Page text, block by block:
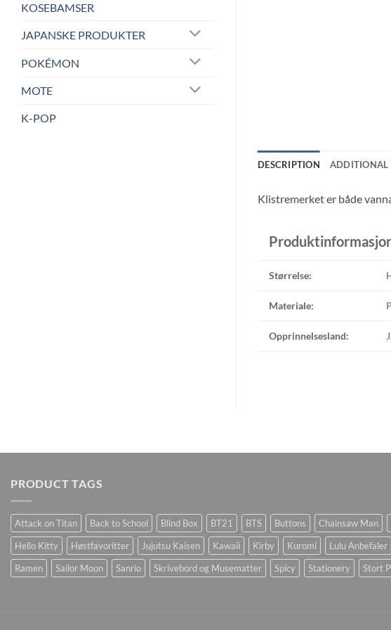
KOSEBAMSER
JAPANSKE PRODUKTER
POKÉMON
MOTE
K-POP
DESCRIPTION ADDITIONAL
Klistremerket er både
Størrelse:
Materiale:
Opprinnelsesland:
PRODUCT TAGS
Attack on Titan Back to School Blind Box BT21 BTS Buttons Chainsaw Man
Hello Kitty
Høstfavoritter Jujutsu Kaisen Kawaii Kirby Kuromi Lulu Anbefaler
Ramen
Sailor Moon Sanrio Skrivebord og Musematter Spicy Stationery Stort